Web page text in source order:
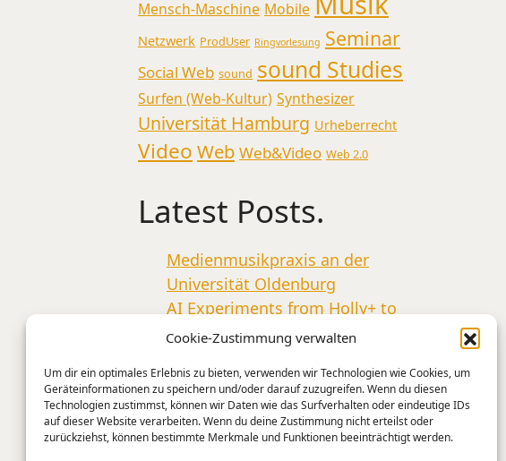
Cookie-Zustimmung verwalten
Um dir ein optimales Erlebnis zu bieten, verwenden wir Technologien wie Cookies, um
Geräteinformationen zu speichern und/oder darauf zuzugreifen. Wenn du diesen
Technologien zustimmst, können wir Daten wie das Surfverhalten oder eindeutige IDs
auf dieser Website verarbeiten. Wenn du deine Zustimmung nicht erteilst oder
zurückziehst, können bestimmte Merkmale und Funktionen beeinträchtigt werden.
Mensch-Maschine Mobile
Netzwerk ProdUser Ringvorlesung Seminar
Social Web sound sound Studies
Surfen (Web-Kultur) Synthesizer
Universität Hamburg Urheberrecht
Video Web Web&Video Web 2.0
Latest Posts.
Medienmusikpraxis an der
Universität Oldenburg
AI Experiments from Holly+ to
Jimi Hendrix and Tone Transfer
Künstliche Intelligenz –
Intelligente Kunst? Mensch-
Maschine-Interaktion und